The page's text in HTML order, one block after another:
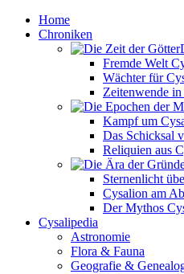
Home
Chroniken
Fremde Welt
Wächter für
Zeitenwende
Kampf um
Das Schicksal
Reliquien aus
Sternenlicht
Cysalion am
Der Mythos
Cysalipedia
Astronomie
Flora & Fauna
Geografie &